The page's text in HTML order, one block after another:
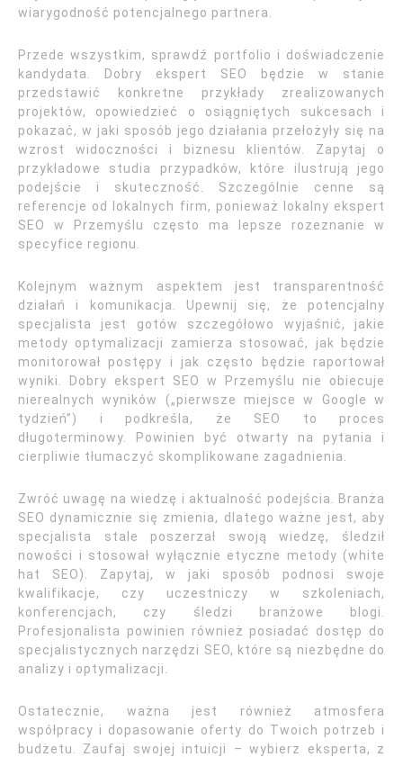
wiarygodność potencjalnego partnera.
Przede wszystkim, sprawdź portfolio i doświadczenie
kandydata. Dobry ekspert SEO będzie w stanie
przedstawić konkretne przykłady zrealizowanych
projektów, opowiedzieć o osiągniętych sukcesach i
pokazać, w jaki sposób jego działania przełożyły się na
wzrost widoczności i biznesu klientów. Zapytaj o
przykładowe studia przypadków, które ilustrują jego
podejście i skuteczność. Szczególnie cenne są
referencje od lokalnych firm, ponieważ lokalny ekspert
SEO w Przemyślu często ma lepsze rozeznanie w
specyfice regionu.
Kolejnym ważnym aspektem jest transparentność
działań i komunikacja. Upewnij się, że potencjalny
specjalista jest gotów szczegółowo wyjaśnić, jakie
metody optymalizacji zamierza stosować, jak będzie
monitorował postępy i jak często będzie raportował
wyniki. Dobry ekspert SEO w Przemyślu nie obiecuje
nierealnych wyników („pierwsze miejsce w Google w
tydzień”) i podkreśla, że SEO to proces
długoterminowy. Powinien być otwarty na pytania i
cierpliwie tłumaczyć skomplikowane zagadnienia.
Zwróć uwagę na wiedzę i aktualność podejścia. Branża
SEO dynamicznie się zmienia, dlatego ważne jest, aby
specjalista stale poszerzał swoją wiedzę, śledził
nowości i stosował wyłącznie etyczne metody (white
hat SEO). Zapytaj, w jaki sposób podnosi swoje
kwalifikacje, czy uczestniczy w szkoleniach,
konferencjach, czy śledzi branżowe blogi.
Profesjonalista powinien również posiadać dostęp do
specjalistycznych narzędzi SEO, które są niezbędne do
analizy i optymalizacji.
Ostatecznie, ważna jest również atmosfera
współpracy i dopasowanie oferty do Twoich potrzeb i
budżetu. Zaufaj swojej intuicji – wybierz eksperta, z